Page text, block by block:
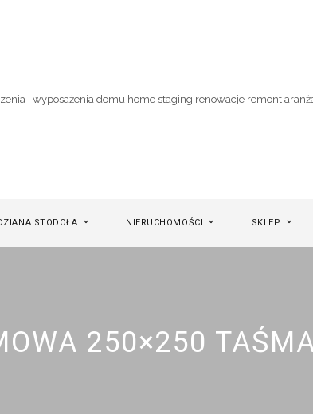
STODOŁA NIERUCHOMOŚCI SKLEP
250×250